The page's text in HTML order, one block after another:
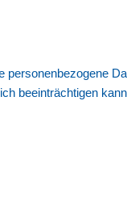
beeinträchtigen